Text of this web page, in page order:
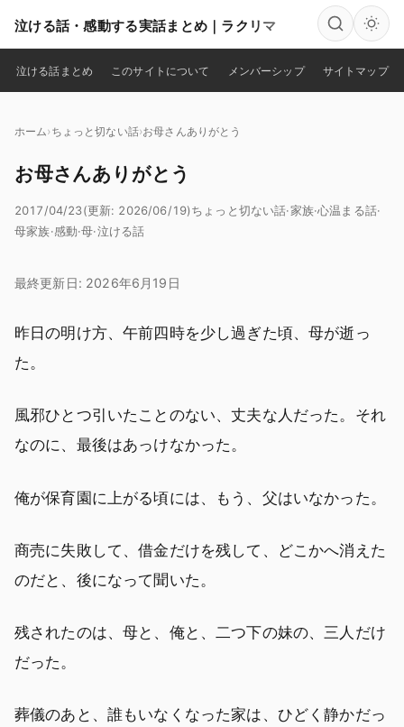
泣ける話・感動する実話まとめ｜ラクリマ
検索
泣ける話まとめ このサイトについて メンバーシップ サイトマップ
ホーム ちょっと切ない話 お母さんありがとう
お母さんありがとう
2017/04/23(更新: 2026/06/19)ちょっと切ない話·家族·心温まる話·
母家族·感動·母·泣ける話
最終更新日: 2026年6月19日
昨日の明け方、午前四時を少し過ぎた頃、母が逝っ
た。
風邪ひとつ引いたことのない、丈夫な人だった。それ
なのに、最後はあっけなかった。
俺が保育園に上がる頃には、もう、父はいなかった。
商売に失敗して、借金だけを残して、どこかへ消えた
のだと、後になって聞いた。
残されたのは、母と、俺と、二つ下の妹の、三人だけ
だった。
葬儀のあと、誰もいなくなった家は、ひどく静かだっ